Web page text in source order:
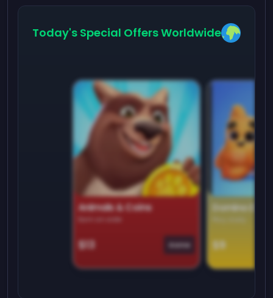
Today's Special Offers Worldwide
Animals & Coins
Earn on side
$13 Game
Domino
$9